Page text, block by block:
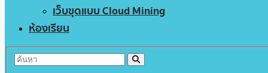
เว็บขุดแบบ Cloud Mining
ห้องเรียน